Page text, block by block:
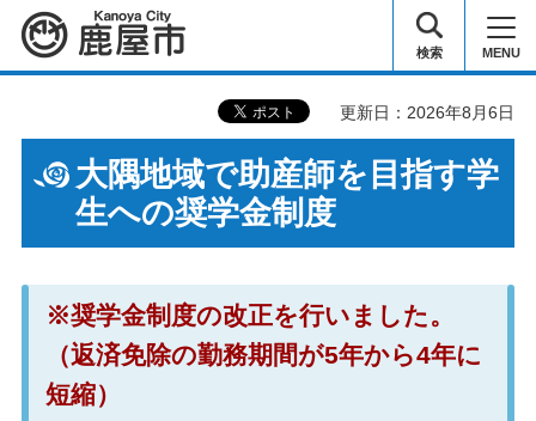
鹿屋市 検索 MENU
更新日：2026年8月6日
大隅地域で助産師を目指す学
生への奨学金制度
※奨学金制度の改正を行いました。
（返済免除の勤務期間が5年から4年に
短縮）